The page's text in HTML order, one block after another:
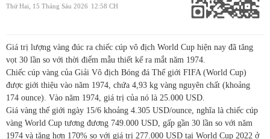
Thứ Hai, 15 Tháng Sáu 2026 12:58 CH
Giá trị lượng vàng đúc ra chiếc cúp vô địch World Cup hiện nay đã tăng
vọt 30 lần so với thời điểm mẫu thiết kế ra mắt năm 1974.
Chiếc cúp vàng của Giải Vô địch Bóng đá Thế giới FIFA (World Cup)
được giới thiệu vào năm 1974, chứa 4,93 kg vàng nguyên chất (khoảng
174 ounce). Vào năm 1974, giá trị của nó là 25.000 USD.
Giá vàng thế giới ngày 15/6 khoảng 4.305 USD/ounce, nghĩa là chiếc cúp
vàng World Cup tương đương 749.000 USD, gấp gần 30 lần so với năm
1974 và tăng hơn 170% so với giá trị 277.000 USD tại World Cup 2022 ở